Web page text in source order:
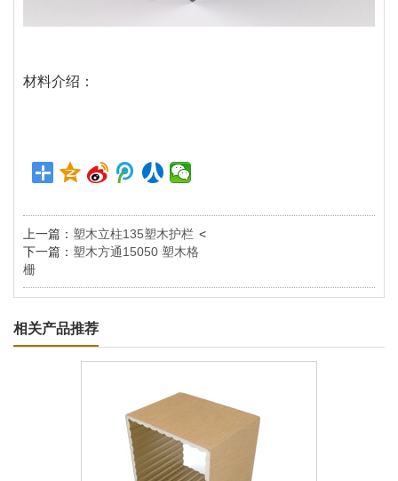
材料介绍：
<
上一篇： 塑木立柱135塑木护栏
下一篇： 塑木方通15050 塑木格
栅
相关产品推荐